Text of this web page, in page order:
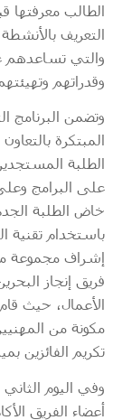
الطالب معرفتها
التعريف
والتي تساعدهم
وقدراتهم
وتضمن البرنامج
المبتكرة
الطلبة
على البرامج
خاض الطلبة
باستخدام تقنية
إشراف مجموعة
فريق إنجاز
الأعمال، حيث
مكونة من
تكريم الفائزين
وفي اليوم
أعضاء الفريق